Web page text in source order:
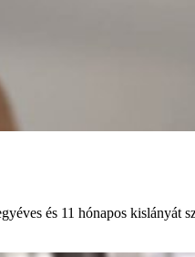
és 11 hónapos kislányát